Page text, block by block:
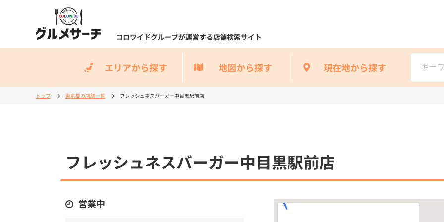
コロワイドグループが運営する店舗検索サイト
エリアから探す 地図から探す 現在地から探す
トップ 東京都の店舗一覧 フレッシュネスバーガー中目黒駅前店
フレッシュネスバーガー中目黒駅前店
営業中